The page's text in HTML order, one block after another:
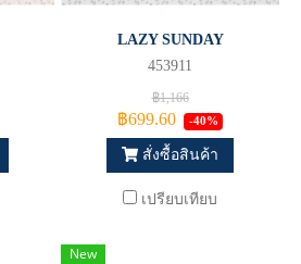
LAZY SUNDAY
453911
฿1,166
฿699.60 -40%
สั่งซื้อสินค้า
เปรียบเทียบ
New